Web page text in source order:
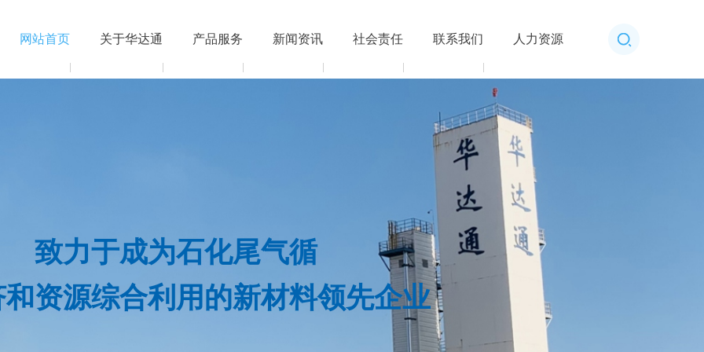
网站首页 关于华达通 产品服务 新闻资讯 社会责任 联系我们 人力资源
致力于成为石化尾气循
资源综合利用的新材料领先企业